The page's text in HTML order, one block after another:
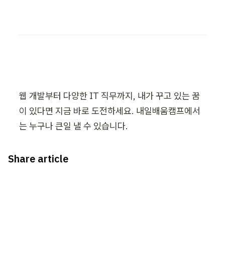
웹 개발부터 다양한 IT 직무까지, 내가 꾸고 있는 꿈
이 있다면 지금 바로 도전하세요. 내일배움캠프에서
는 누구나 큰일 낼 수 있습니다.
Share article